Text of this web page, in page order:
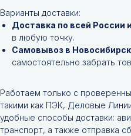
Варианты доставки:
Доставка по всей России
в любую точку.
Самовывоз в
самостоятельно забрать
Работаем только с
такими как ПЭК, Деловые
удобные способы доставки:
транспорт, а также отправка